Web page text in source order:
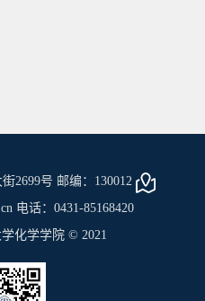
2699号 邮编：130012
电话：0431-85168420
化学学院 © 2021